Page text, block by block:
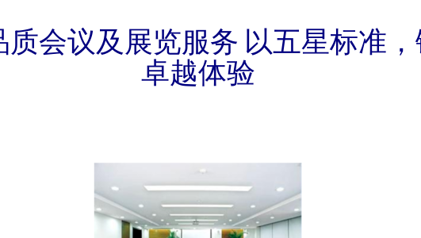
质会议及展览服务 以五星标准
卓越体验